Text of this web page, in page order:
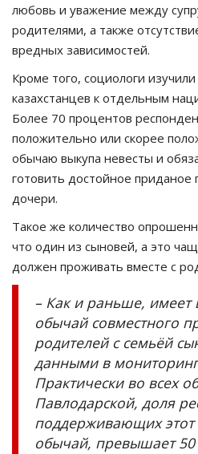
любовь и уважение между
родителями, а также
вредных зависимостей.
Кроме того, социологи
казахстанцев к отдельным
Более 70 процентов
положительно или скорее
обычаю выкупа невесты и
готовить достойное приданое
дочери.
Такое же количество
что один из сыновей, а это
должен проживать вместе с
– Как и раньше, имеет
обычай совместного
родителей с семьёй
данными в
Практически во всех
Павлодарской, доля
поддерживающих
обычай, превышает 50